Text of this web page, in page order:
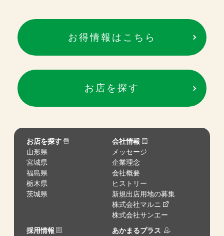
お得情報はこちら
お店を探す
お店を探す
山形県
宮城県
福島県
栃木県
茨城県
会社情報
メッセージ
企業理念
会社概要
ヒストリー
新規出店用地の募集
株式会社マルニ
株式会社サンエー
採用情報
あかまるプラス